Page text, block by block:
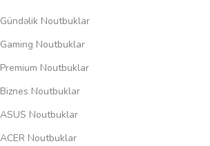
Gündəlik Noutbuklar
Gaming Noutbuklar
Premium Noutbuklar
Biznes Noutbuklar
ASUS Noutbuklar
ACER Noutbuklar